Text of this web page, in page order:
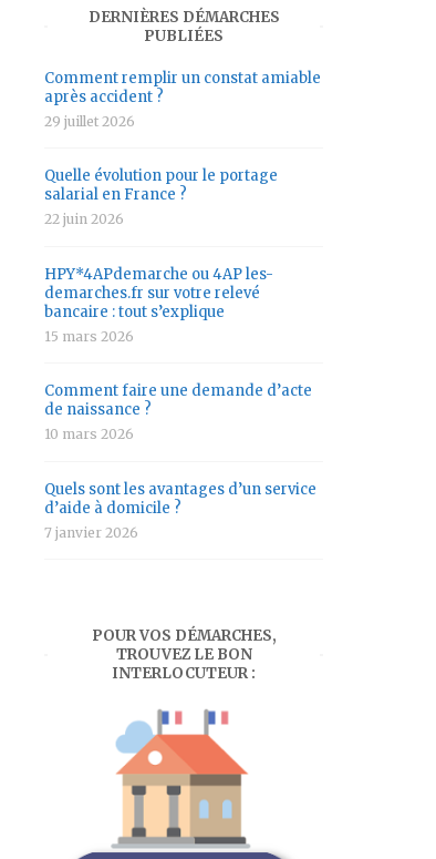
DERNIÈRES DÉMARCHES
PUBLIÉES
Comment remplir un constat amiable
après accident ?
29 juillet 2026
Quelle évolution pour le portage
salarial en France ?
22 juin 2026
HPY*4APdemarche ou 4AP les-
demarches.fr sur votre relevé
bancaire : tout s’explique
15 mars 2026
Comment faire une demande d’acte
de naissance ?
10 mars 2026
Quels sont les avantages d’un service
d’aide à domicile ?
7 janvier 2026
POUR VOS DÉMARCHES,
TROUVEZ LE BON
INTERLOCUTEUR :